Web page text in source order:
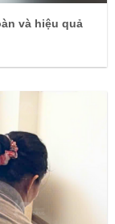
và hiệu quả